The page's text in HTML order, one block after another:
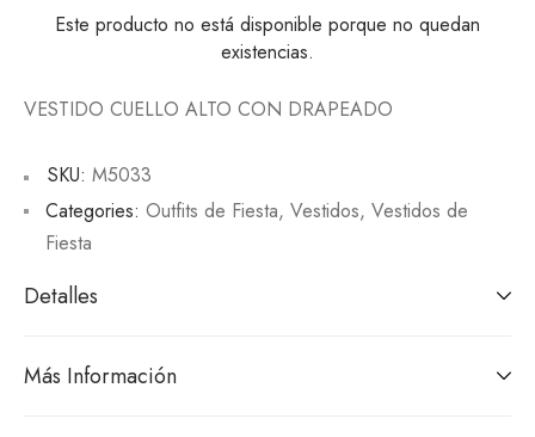
Este producto no está disponible porque no quedan
existencias.
VESTIDO CUELLO ALTO CON DRAPEADO
SKU: M5033
Categories: Outfits de Fiesta, Vestidos, Vestidos de
Fiesta
Detalles
Más Información